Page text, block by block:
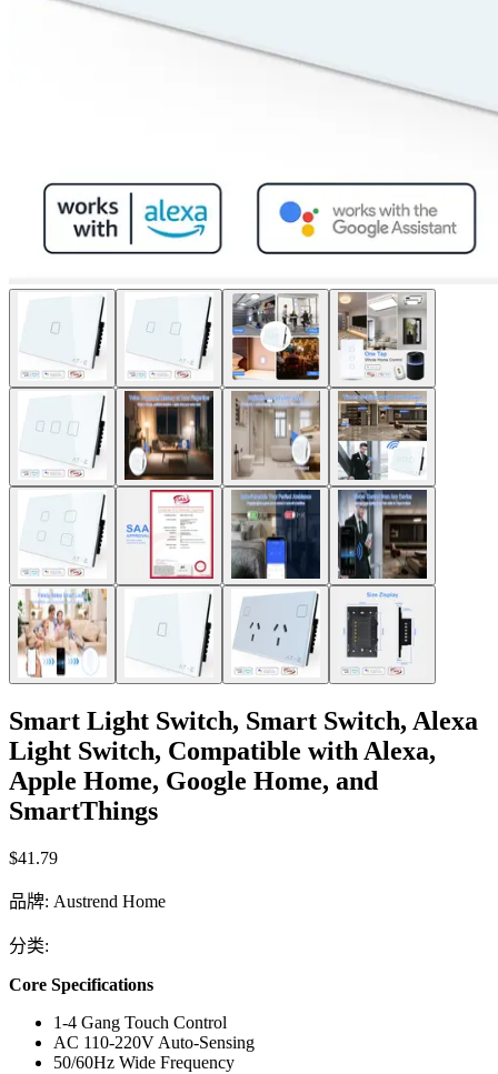
Smart Light Switch, Smart Switch, Alexa
Light Switch, Compatible with Alexa,
Apple Home, Google Home, and
SmartThings
$41.79
品牌: Austrend Home
分类:
Core Specifications
1-4 Gang Touch Control
AC 110-220V Auto-Sensing
50/60Hz Wide Frequency